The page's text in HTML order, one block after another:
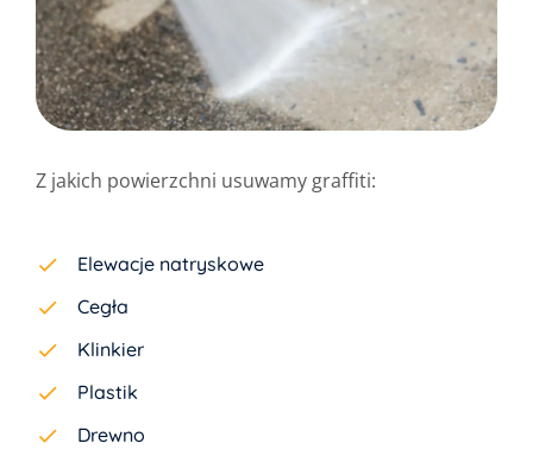
Z jakich powierzchni usuwamy graffiti:
Elewacje natryskowe
Cegła
Klinkier
Plastik
Drewno